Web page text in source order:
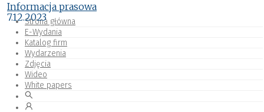
Strona główna
E-Wydania
Katalog firm
Wydarzenia
Zdjęcia
Wideo
White papers
Informacja prasowa
7.12.2023